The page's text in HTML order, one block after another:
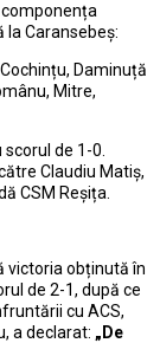
Caransebeș:
Daminuță
Mitre,
de 1-0.
Claudiu Matiș,
CSM Reșița.
victoria obținută în
de 2-1, după ce
cu ACS,
a declarat: „De